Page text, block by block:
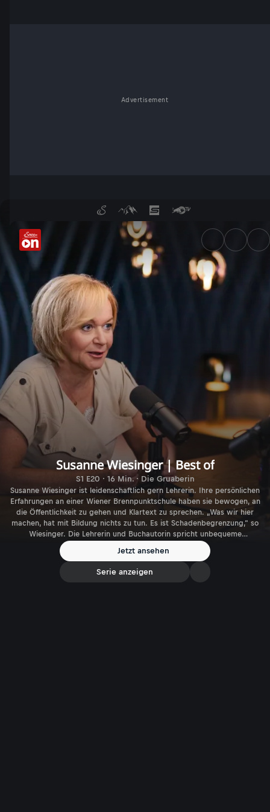
Advertisement
Mit Monika Gruber und
Susanne Wiesinger | Best of
S1 E20 · 16 Min. · Die Gruaberin
Susanne Wiesinger ist leidenschaftlich gern Lehrerin. Ihre persönlichen
Erfahrungen an einer Wiener Brennpunktschule haben sie bewogen, an
die Öffentlichkeit zu gehen und Klartext zu sprechen. „Was wir hier
machen, hat mit Bildung nichts zu tun. Es ist Schadenbegrenzung,“ so
Wiesinger. Die Lehrerin und Buchautorin spricht unbequeme
Wahrheiten aus, weil sie das Beste für die Kinder möchte. Im
Gespräch mit Monika Gruber beschreibt die sympathische Lehrerin
die Schwierigkeiten im Schulalltag.
Jetzt ansehen
Serie anzeigen